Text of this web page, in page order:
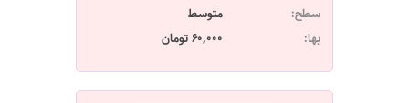
سطح:
متوسط
بها:
60,000 تومان